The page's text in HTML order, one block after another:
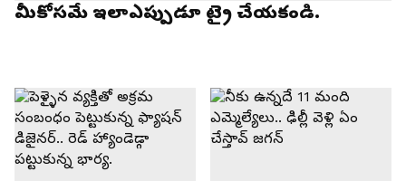
మీకోసమే ఇలాఎప్పుడూ ట్రై చేయకండి.